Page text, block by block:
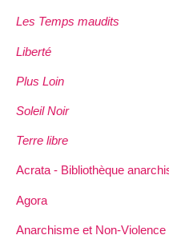
Les Temps maudits
Liberté
Plus Loin
Soleil Noir
Terre libre
Acrata - Bibliothèque
Agora
Anarchisme et Non-Violence